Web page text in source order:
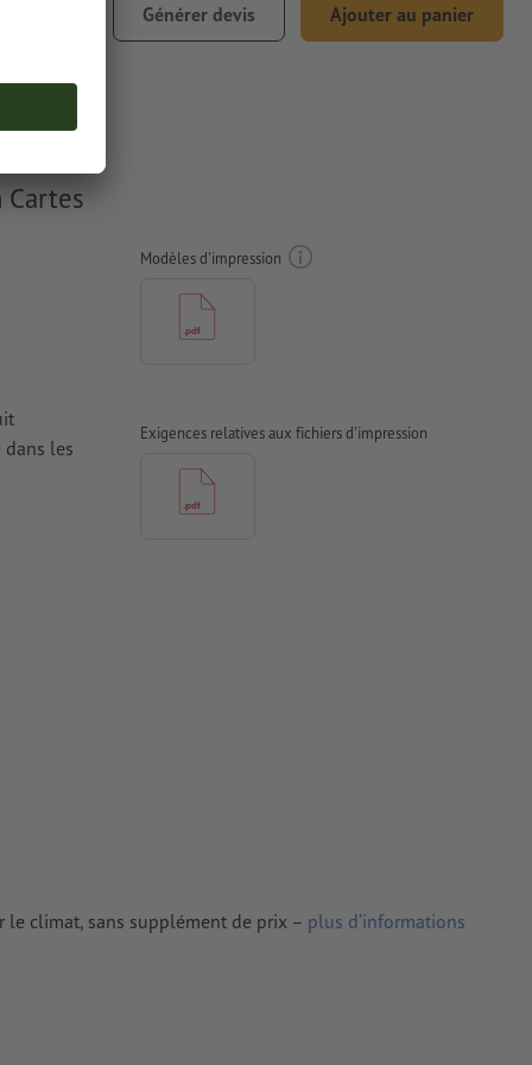
Générer devis Ajouter au panier
dans les
doivent
Modèles d'impression
Exigences relatives aux fichiers d'impression
climat, sans supplément de prix – plus d’informations